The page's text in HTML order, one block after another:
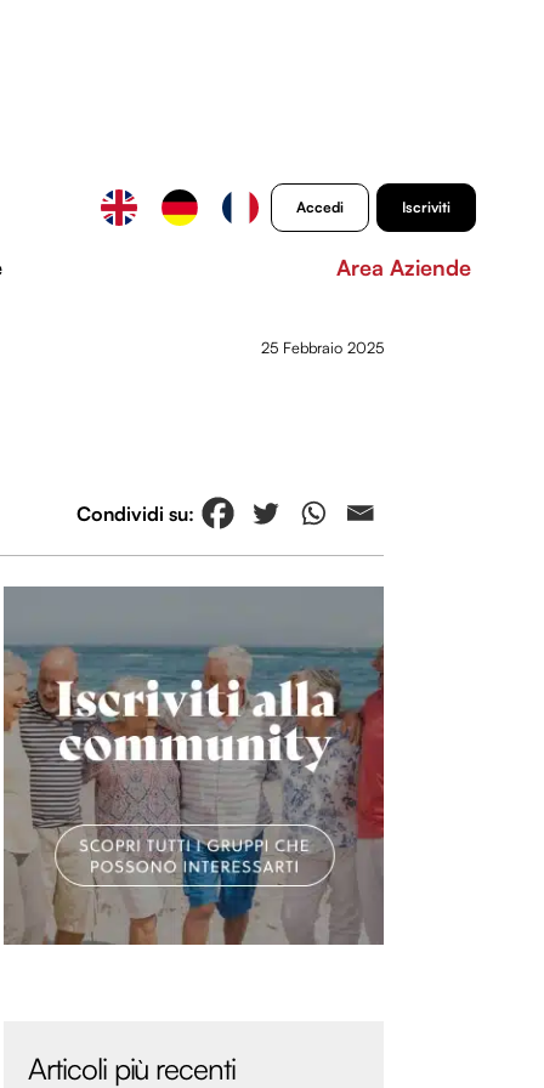
Accedi Iscriviti
Area Aziende
25 Febbraio 2025
Articoli più recenti